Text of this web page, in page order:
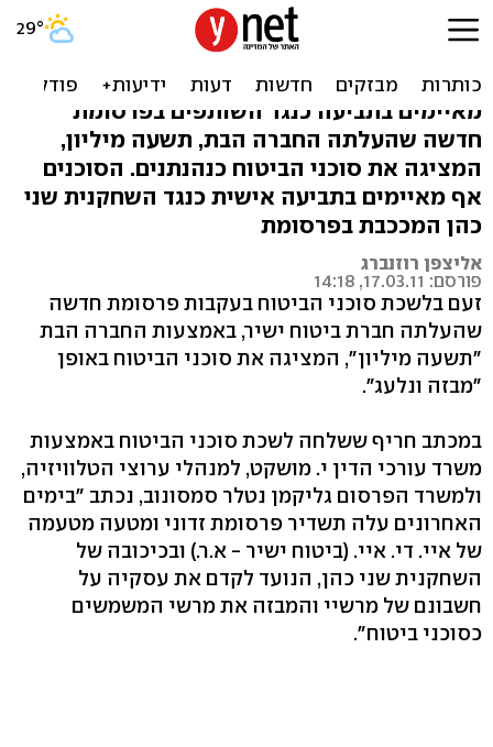
סוכני הביטוח בקרב מחודש
נגד ביטוח ישיר
מאיימים בתביעה כנגד השותפים בפרסומת
חדשה שהעלתה החברה הבת, תשעה מיליון,
המציגה את סוכני הביטוח כנהנתנים. הסוכנים
אף מאיימים בתביעה אישית כנגד השחקנית שני
כהן המככבת בפרסומת
אליצפן רוזנברג
פורסם: 17.03.11, 14:18
זעם בלשכת סוכני הביטוח בעקבות פרסומת חדשה
שהעלתה חברת ביטוח ישיר, באמצעות החברה הבת
"תשעה מיליון", המציגה את סוכני הביטוח באופן
"מבזה ונלעג".
במכתב חריף ששלחה לשכת סוכני הביטוח באמצעות
משרד עורכי הדין י. מושקט, למנהלי ערוצי הטלוויזיה,
ולמשרד הפרסום גליקמן נטלר סמסונוב, נכתב "בימים
האחרונים עלה תשדיר פרסומת זדוני ומטעה מטעמה
של איי. די. איי. (ביטוח ישיר - א.ר.) ובכיכובה של
השחקנית שני כהן, הנועד לקדם את עסקיה על
חשבונם של מרשיי והמבזה את מרשי המשמשים
כסוכני ביטוח".